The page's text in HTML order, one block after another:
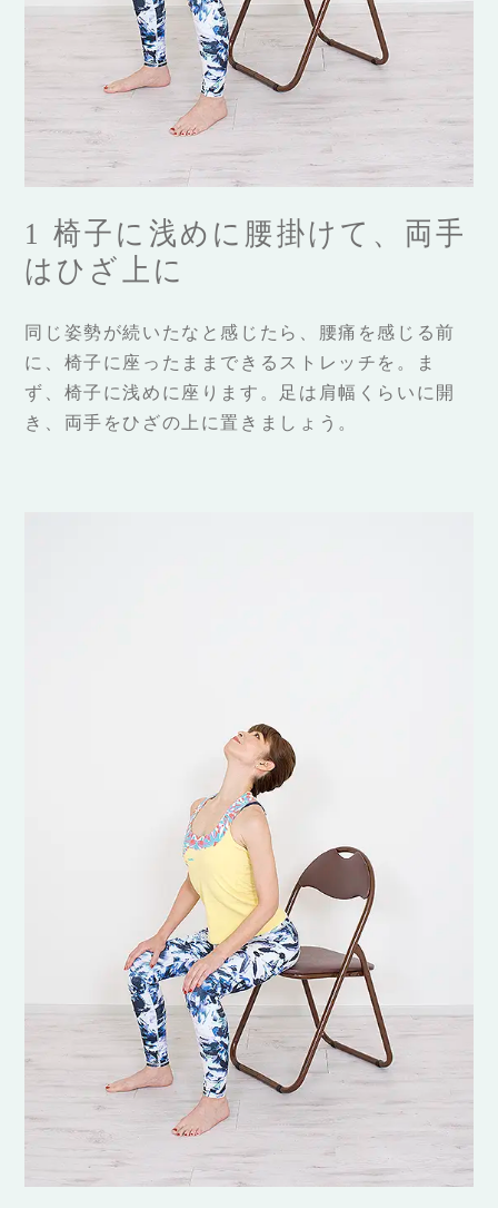
1 椅子に浅めに腰掛けて、両手
はひざ上に
同じ姿勢が続いたなと感じたら、腰痛を感じる前
に、椅子に座ったままできるストレッチを。ま
ず、椅子に浅めに座ります。足は肩幅くらいに開
き、両手をひざの上に置きましょう。